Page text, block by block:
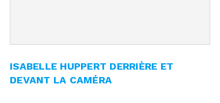
ISABELLE HUPPERT DERRIÈRE ET
DEVANT LA CAMÉRA